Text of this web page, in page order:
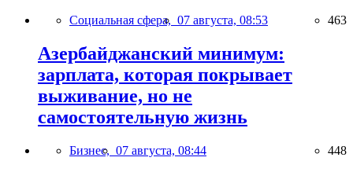
Социальная сфера, 07 августа, 08:53 463
Азербайджанский минимум:
зарплата, которая покрывает
выживание, но не
самостоятельную жизнь
Бизнес, 07 августа, 08:44 448